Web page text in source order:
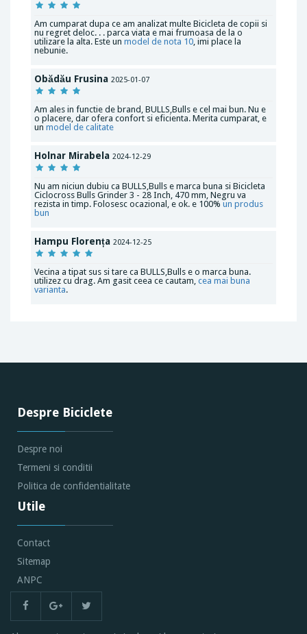
Am cumparat dupa ce am analizat multe Bicicleta de copii si
nu regret deloc. . . parca viata e mai frumoasa de la o
utilizare la alta. Este un model de nota 10, imi place la
nebunie.
Obădău Frusina 2025-01-07
Am ales in functie de brand, BULLS,Bulls e cel mai bun. Nu e
o placere, dar ofera confort si eficienta. Merita cumparat, e
un model de calitate
Holnar Mirabela 2024-12-29
Nu am niciun dubiu ca BULLS,Bulls e marca buna si Bicicleta
Ciclocross Bulls Grinder 3 - 28 Inch, 470 mm, Negru va
rezista in timp. Folosesc ocazional, e ok. e 100% un produs
bun
Hampu Florența 2024-12-25
Vecina a tipat sus si tare ca BULLS,Bulls e o marca buna.
utilizez cu drag. Am gasit ceea ce cautam, cea mai buna
varianta.
Despre Biciclete
Despre noi
Termeni si conditii
Politica de confidentialitate
Utile
Contact
Sitemap
ANPC